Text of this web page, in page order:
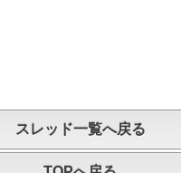
スレッド一覧へ戻る